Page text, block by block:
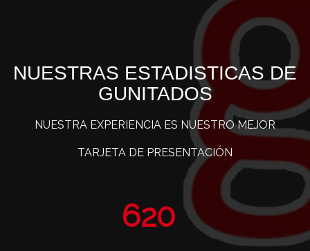
NUESTRAS ESTADISTICAS DE
GUNITADOS
NUESTRA EXPERIENCIA ES NUESTRO MEJOR
TARJETA DE PRESENTACIÓN
768